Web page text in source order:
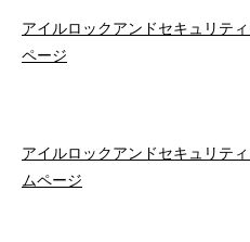
アイルロックアンドセキュリテ
ページ
アイルロックアンドセキュリテ
ムページ